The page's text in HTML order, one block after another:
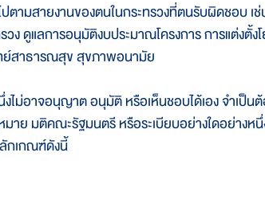
มสายงานของตนในกระทรวงที่ตนรับผิดชอบ เช่
ง ดูแลการอนุมัติงบประมาณโครงการ การแต่งตั้ง
ย์สาธารณสุข สุขภาพอนามัย
อาจอนุญาต อนุมัติ หรือเห็นชอบได้เอง จำเป็นต้
ย มติคณะรัฐมนตรี หรือระเบียบอย่างใดอย่างห
กเกณฑ์ดังนี้